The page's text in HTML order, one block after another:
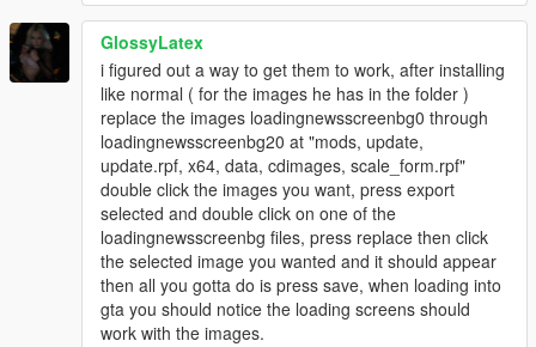
GlossyLatex
i figured out a way to get them to work, after installing
like normal ( for the images he has in the folder )
replace the images loadingnewsscreenbg0 through
loadingnewsscreenbg20 at "mods, update,
update.rpf, x64, data, cdimages, scale_form.rpf"
double click the images you want, press export
selected and double click on one of the
loadingnewsscreenbg files, press replace then click
the selected image you wanted and it should appear
then all you gotta do is press save, when loading into
gta you should notice the loading screens should
work with the images.